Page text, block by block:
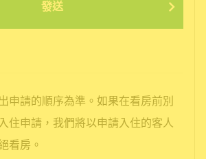
發送
申請的順序為準。如果在看房前別
住申請，我們將以申請入住的客人
看房。